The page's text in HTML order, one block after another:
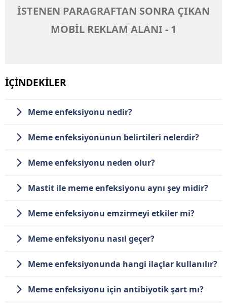
İSTENEN PARAGRAFTAN SONRA ÇIKAN
MOBİL REKLAM ALANI - 1
İÇİNDEKİLER
Meme enfeksiyonu nedir?
Meme enfeksiyonunun belirtileri nelerdir?
Meme enfeksiyonu neden olur?
Mastit ile meme enfeksiyonu aynı şey midir?
Meme enfeksiyonu emzirmeyi etkiler mi?
Meme enfeksiyonu nasıl geçer?
Meme enfeksiyonunda hangi ilaçlar kullanılır?
Meme enfeksiyonu için antibiyotik şart mı?